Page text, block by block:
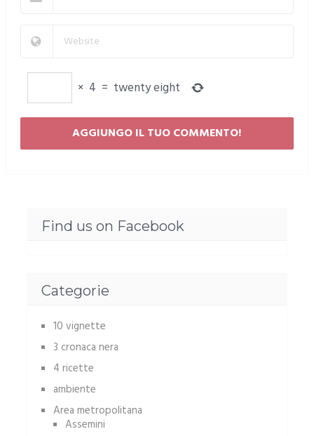
× 4 = twenty eight
Find us on Facebook
Categorie
10 vignette
3 cronaca nera
4 ricette
ambiente
Area metropolitana
Assemini